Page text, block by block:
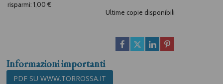
risparmi: 1,00 €
Ultime copie disponibili
Informazioni importanti
PDF SU WWW.TORROSSA.IT